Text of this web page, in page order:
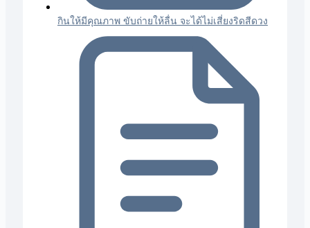
กินให้มีคุณภาพ ขับถ่ายให้ลื่น จะได้ไม่เสี่ยงริดสีดวง